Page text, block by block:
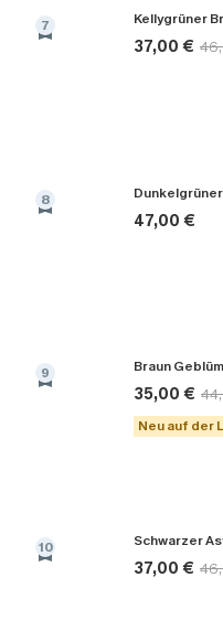
7
37,00 €
8
47,00 €
9
35,00 €
Neu auf der
10
37,00 €